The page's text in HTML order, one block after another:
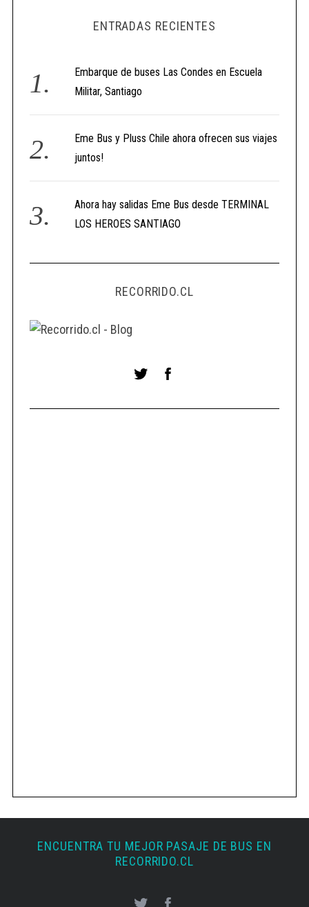
ENTRADAS RECIENTES
Embarque de buses Las Condes en Escuela
Militar, Santiago
Eme Bus y Pluss Chile ahora ofrecen sus viajes
juntos!
Ahora hay salidas Eme Bus desde TERMINAL
LOS HEROES SANTIAGO
RECORRIDO.CL
ENCUENTRA TU MEJOR PASAJE DE BUS EN
RECORRIDO.CL